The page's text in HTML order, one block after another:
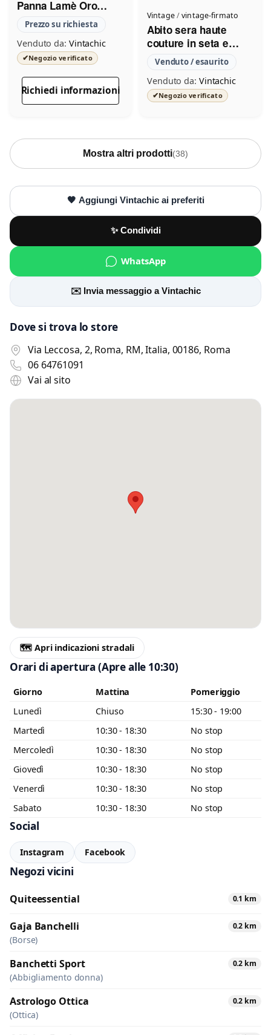
Panna Lamè Oro
Lungo 1970
Prezzo su richiesta
Venduto da: Vintachic
✔Negozio verificato
Richiedi informazioni
Vintage/vintage-firmato
Abito sera haute
couture in seta e
velluto Renato
Balestra 1980
Venduto / esaurito
Venduto da: Vintachic
✔Negozio verificato
Mostra altri prodotti(38)
🖤 Aggiungi Vintachic ai preferiti
✨ Condividi
WhatsApp
✉️ Invia messaggio a Vintachic
Dove si trova lo store
Via Leccosa, 2, Roma, RM, Italia, 00186, Roma
06 64761091
Vai al sito
🗺️ Apri indicazioni stradali
Orari di apertura(Apre alle 10:30)
Giorno Mattina
Pomeriggio
Lunedì
Chiuso
15:30 - 19:00
Martedì
10:30 - 18:30
No stop
Mercoledì
10:30 - 18:30
No stop
Giovedì
10:30 - 18:30
No stop
Venerdì
10:30 - 18:30
No stop
Sabato
10:30 - 18:30 No stop
Social
Instagram Facebook
Negozi vicini
Quiteessential 0.1 km
Gaja Banchelli 0.2 km
(Borse)
Banchetti Sport 0.2 km
(Abbigliamento donna)
Astrologo Ottica 0.2 km
(Ottica)
Scrivi a Vintachic
Invia un messaggio diretto al negozio
richiesta.
Accetto l’informativa privacy
0 / 2000